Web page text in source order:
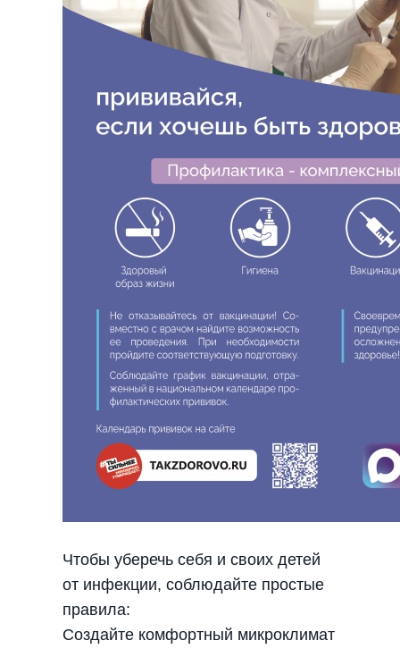
Чтобы уберечь себя и своих детей
от инфекции, соблюдайте простые
правила:
Создайте комфортный микроклимат